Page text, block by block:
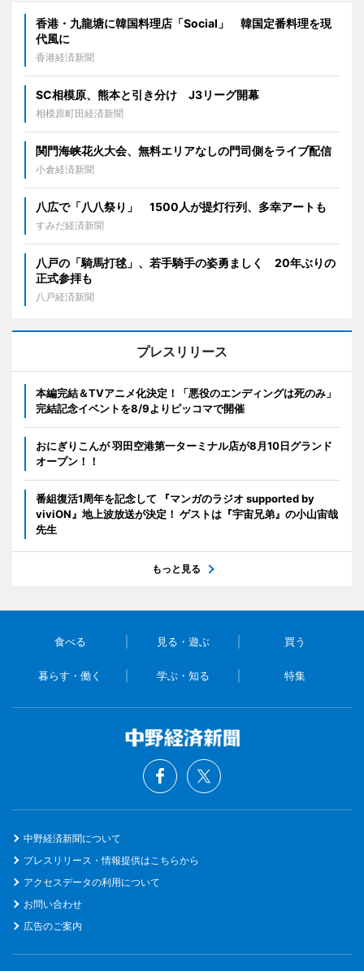
香港・九龍塘に韓国料理店「Social」 韓国定番料理を現
代風に
香港経済新聞
SC相模原、熊本と引き分け J3リーグ開幕
相模原町田経済新聞
関門海峡花火大会、無料エリアなしの門司側をライブ配信
小倉経済新聞
八広で「八八祭り」 1500人が提灯行列、多幸アートも
すみだ経済新聞
八戸の「騎馬打毬」、若手騎手の姿勇ましく 20年ぶりの
正式参拝も
八戸経済新聞
プレスリリース
本編完結＆TVアニメ化決定！「悪役のエンディングは死のみ」
完結記念イベントを8/9よりピッコマで開催
おにぎりこんが 羽田空港第一ターミナル店が8月10日グランド
オープン！！
番組復活1周年を記念して 『マンガのラジオ supported by
viviON』地上波放送が決定！ ゲストは『宇宙兄弟』の小山宙哉
先生
もっと見る
食べる 見る・遊ぶ 買う
暮らす・働く 学ぶ・知る 特集
中野経済新聞について
プレスリリース・情報提供はこちらから
アクセスデータの利用について
お問い合わせ
広告のご案内